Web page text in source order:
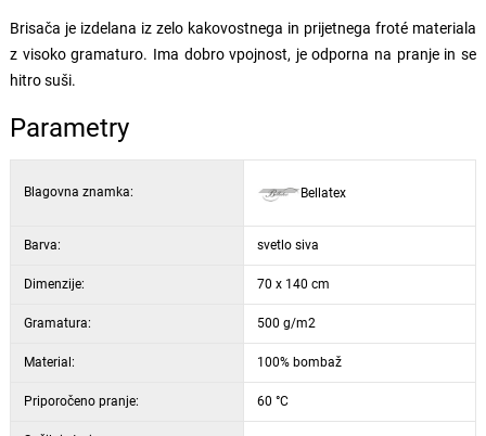
Brisača je izdelana iz zelo kakovostnega in prijetnega froté materiala
z visoko gramaturo. Ima dobro vpojnost, je odporna na pranje in se
hitro suši.
Parametry
Blagovna znamka: Bellatex
Barva: svetlo siva
Dimenzije: 70 x 140 cm
Gramatura: 500 g/m2
Material: 100% bombaž
Priporočeno pranje: 60 °C